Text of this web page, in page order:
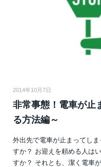
2014年10月7日
非常事態！電車が止
る方法編～
外出先で電車が止まってし
すか？ お迎えを頼める人は
すか？ それとも、潔く電車